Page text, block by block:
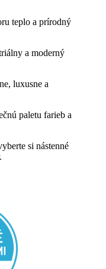
teplo a prírodný
a moderný
luxusne a
paletu farieb a
si nástenné